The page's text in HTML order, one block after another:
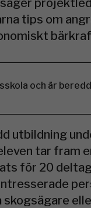
tips om
och är
utbildning
tar fram
för 20